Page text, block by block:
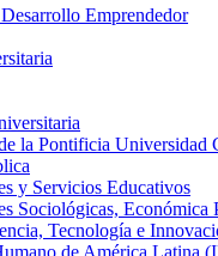
Emprendedor
la Pontificia Universidad
y Servicios Educativos
Sociológicas,
Tecnología e
de América Latina